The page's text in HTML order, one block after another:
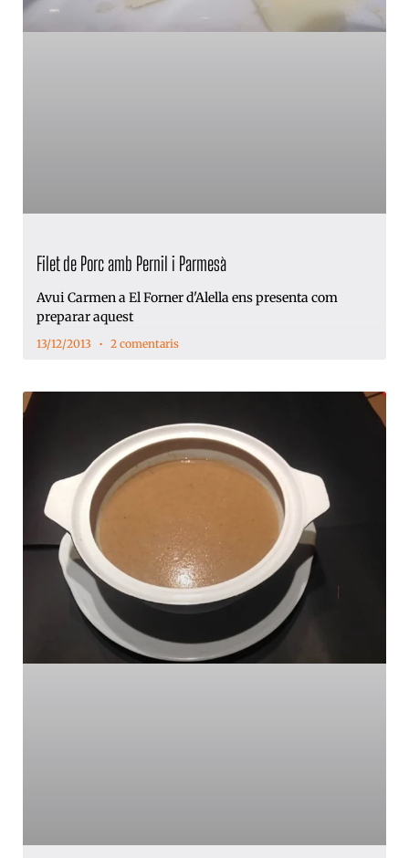
Filet de Porc amb Pernil i Parmesà
Avui Carmen a El Forner d'Alella ens presenta com
preparar aquest
13/12/2013 2 comentaris